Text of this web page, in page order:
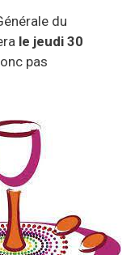
du
le jeudi 30
pas